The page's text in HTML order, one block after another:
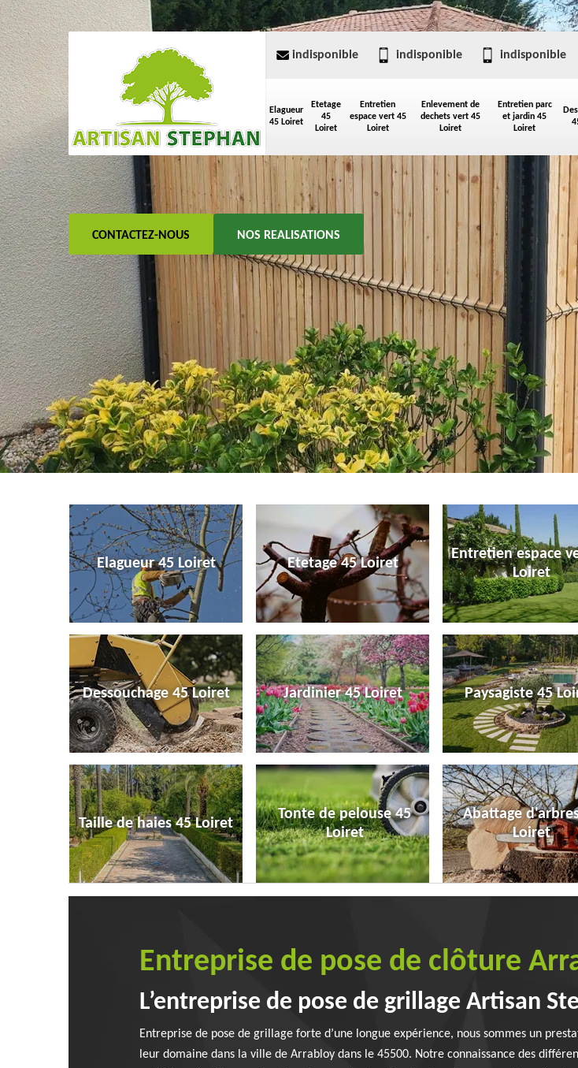
Elagueur
45 Loiret
Etetage
45
Loiret
Entretien
espace vert 45
Loiret
Enlevement de
dechets vert 45
Loiret
Entretien parc
et jardin 45
Loiret
indisponible indisponible indisponible
CONTACTEZ-NOUS NOS REALISATIONS
Elagueur 45 Loiret Etetage 45 Loiret
Entretien espace
Loiret
Dessouchage 45 Loiret Jardinier 45 Loiret Paysagiste 45
Taille de haies 45 Loiret
Tonte de pelouse 45
Loiret
Abattage
Loiret
Entreprise de pose de clôture
L’entreprise de pose de grillage Artisan
Entreprise de pose de grillage forte d’une longue expérience, nous sommes un
leur domaine dans la ville de Arrabloy dans le 45500. Notre connaissance des